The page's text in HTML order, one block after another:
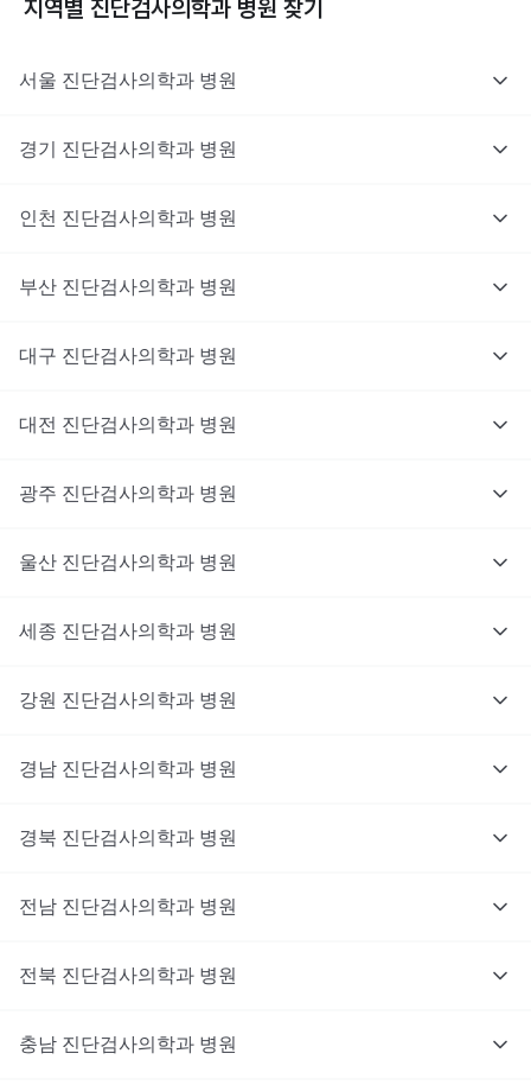
지역별 진단검사의학과 병원 찾기
서울 진단검사의학과 병원
경기 진단검사의학과 병원
인천 진단검사의학과 병원
부산 진단검사의학과 병원
대구 진단검사의학과 병원
대전 진단검사의학과 병원
광주 진단검사의학과 병원
울산 진단검사의학과 병원
세종 진단검사의학과 병원
강원 진단검사의학과 병원
경남 진단검사의학과 병원
경북 진단검사의학과 병원
전남 진단검사의학과 병원
전북 진단검사의학과 병원
충남 진단검사의학과 병원
대기없이 진료를 받고 싶으신가요?